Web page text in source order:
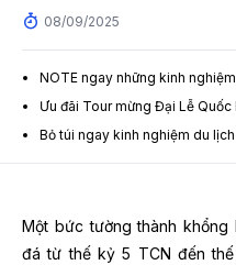
08/09/2025
NOTE ngay những kinh
Ưu đãi Tour mừng Đại Lễ
Bỏ túi ngay kinh nghiệm du
Một bức tường thành
đá từ thế kỷ 5 TCN đến